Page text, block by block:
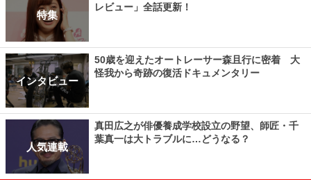
特集
レビュー」全話更新！
インタビュー
50歳を迎えたオートレーサー森且行に密着 大
怪我から奇跡の復活ドキュメンタリー
人気連載
真田広之が俳優養成学校設立の野望、師匠・千
葉真一は大トラブルに…どうなる？